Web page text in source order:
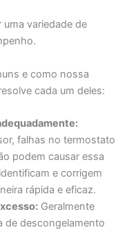
variedade de
e como nossa
cada um deles:
falhas no termostato
podem causar essa
e corrigem
rápida e eficaz.
Geralmente
de descongelamento